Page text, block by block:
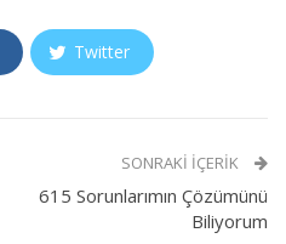
Twitter
SONRAKI İÇERIK
615 Sorunlarımın Çözümünü
Biliyorum